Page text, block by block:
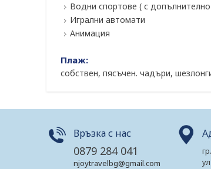
Водни спортове ( с
Игрални автомати
Анимация
Плаж:
собствен, пясъчен. чадъри,
Връзка с нас
0879 284 041
njoytravelbg@gmail.com